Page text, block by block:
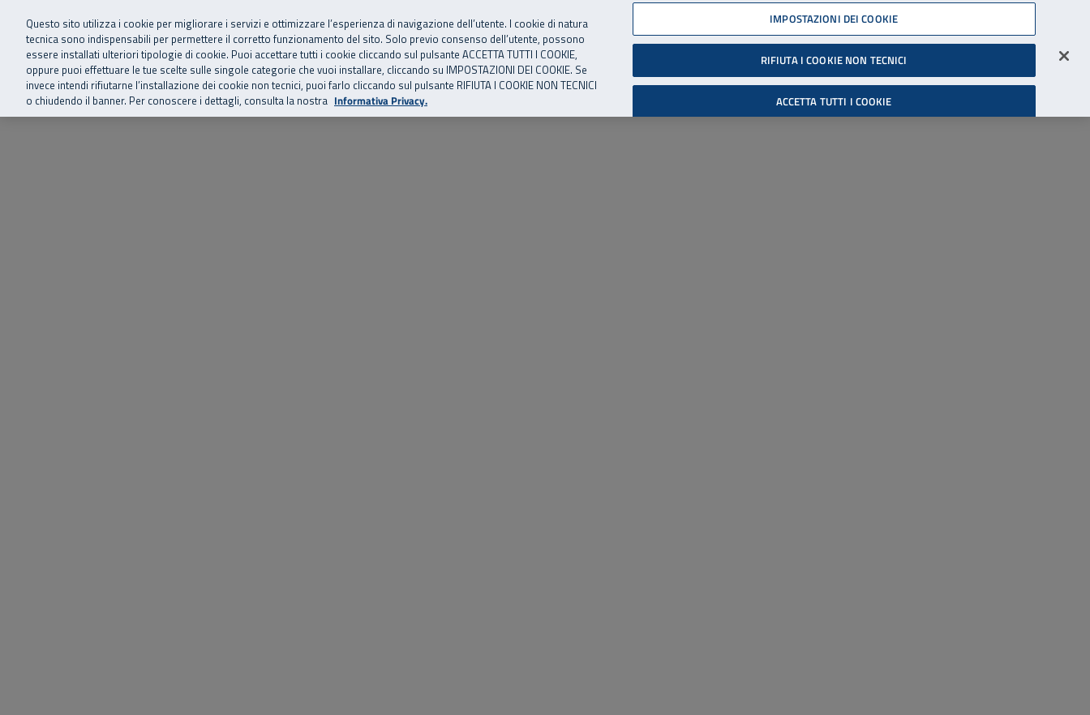
Vai al menu principale
Vai al contenuto principale
Vai al Footer 06 45539607
SuperAbile - il Contact Center Inail per il mondo della disabilità
Home Chi siamo Storie, news ed eventi Risorse utili Supporto Accessibilità
Cerca
Accedi all'area riservata
Questo sito utilizza i cookie per migliorare i servizi e ottimizzare l’esperienza di navigazione dell’utente. I cookie di natura
tecnica sono indispensabili per permettere il corretto funzionamento del sito. Solo previo consenso dell’utente, possono
essere installati ulteriori tipologie di cookie. Puoi accettare tutti i cookie cliccando sul pulsante ACCETTA TUTTI I COOKIE,
oppure puoi effettuare le tue scelte sulle singole categorie che vuoi installare, cliccando su IMPOSTAZIONI DEI COOKIE. Se
invece intendi rifiutarne l’installazione dei cookie non tecnici, puoi farlo cliccando sul pulsante RIFIUTA I COOKIE NON TECNICI
o chiudendo il banner. Per conoscere i dettagli, consulta la nostra Informativa Privacy.
IMPOSTAZIONI DEI COOKIE
RIFIUTA I COOKIE NON TECNICI
ACCETTA TUTTI I COOKIE